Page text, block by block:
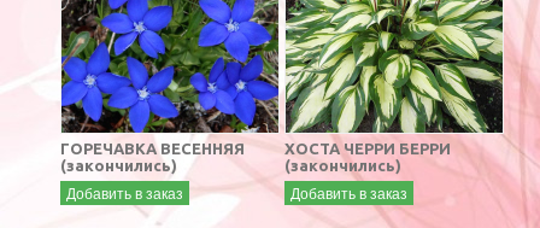
ГОРЕЧАВКА ВЕСЕННЯЯ
(закончились)
Добавить в заказ
ХОСТА ЧЕРРИ БЕРРИ
(закончились)
Добавить в заказ